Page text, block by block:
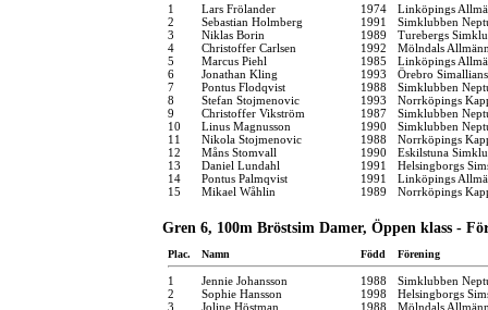
1 Lars Frölander 1974
Linköpings
2
Sebastian Holmberg 1991
Simklubben
3
Niklas Borin 1989
Turebergs
4
Christoffer Carlsen 1992
Mölndals
5
Marcus Piehl 1985
Linköpings
6
Jonathan Kling 1993
Örebro Simallians
7
Pontus Flodqvist 1988
Simklubben
8
Stefan Stojmenovic 1993
Norrköpings
9
Christoffer Vikström 1987
Simklubben
10
Linus Magnusson 1990
Simklubben
11
Nikola Stojmenovic 1988
Norrköpings
12
Måns Stomvall 1990
Eskilstuna
13
Daniel Lundahl 1991
Helsingborgs
14
Pontus Palmqvist 1991
Linköpings
15
Mikael Wåhlin 1989 Norrköpings
Gren 6, 100m Bröstsim Damer, Öppen klass -
Plac. Namn Född Förening
1 Jennie Johansson 1988
Simklubben
2
Sophie Hansson 1998
Helsingborgs
3
Joline Höstman 1988 Mölndals